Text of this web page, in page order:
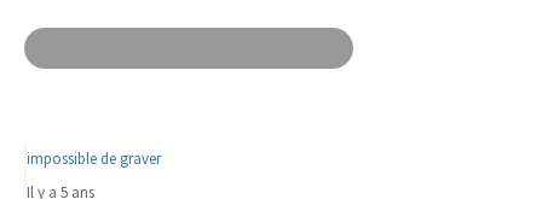
impossible de graver
Il y a 5 ans